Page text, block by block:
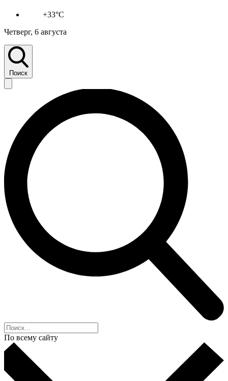
+33°C
Четверг, 6 августа
Поиск
По всему сайту